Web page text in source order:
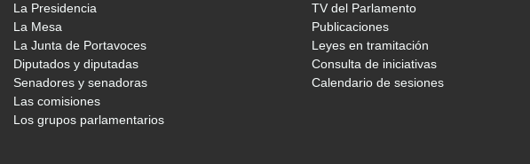
La Presidencia
La Mesa
La Junta de Portavoces
Diputados y diputadas
Senadores y senadoras
Las comisiones
Los grupos parlamentarios
TV del Parlamento
Publicaciones
Leyes en tramitación
Consulta de iniciativas
Calendario de sesiones